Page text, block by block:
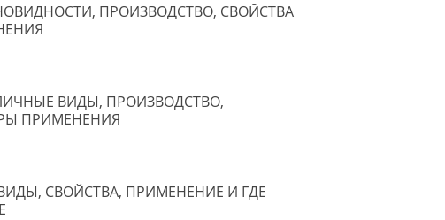
ПРОИЗВОДСТВО, СВОЙСТВА
ВИДЫ, ПРОИЗВОДСТВО,
ПРИМЕНЕНИЯ
СВОЙСТВА, ПРИМЕНЕНИЕ И ГДЕ